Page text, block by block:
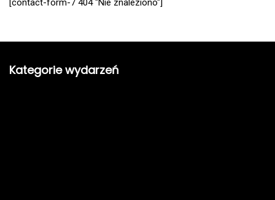
[contact-form-7 404 "Nie znaleziono"]
Kategorie wydarzeń